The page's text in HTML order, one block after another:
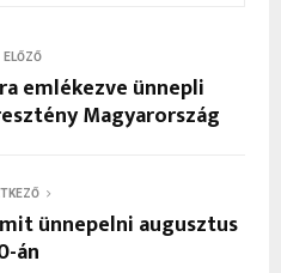
ELŐZŐ
emlékezve ünnepli
Magyarország
ünnepelni augusztus
án